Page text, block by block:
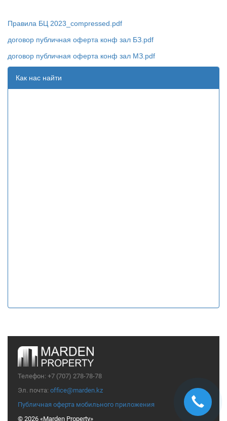
Правила БЦ 2023_compressed.pdf
договор публичная оферта конф зал БЗ.pdf
договор публичная оферта конф зал МЗ.pdf
Как нас найти
Телефон: +7 (707) 278-78-78
Эл. почта: office@marden.kz
Публичная оферта мобильного приложения
© 2026 «Marden Property»